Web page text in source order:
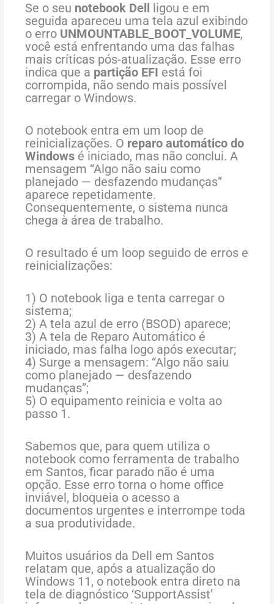
Se o seu notebook Dell ligou e em
seguida apareceu uma tela azul exibindo
o erro UNMOUNTABLE_BOOT_VOLUME,
você está enfrentando uma das falhas
mais críticas pós-atualização. Esse erro
indica que a partição EFI está foi
corrompida, não sendo mais possível
carregar o Windows.
O notebook entra em um loop de
reinicializações. O reparo automático do
Windows é iniciado, mas não conclui. A
mensagem “Algo não saiu como
planejado — desfazendo mudanças”
aparece repetidamente.
Consequentemente, o sistema nunca
chega à área de trabalho.
O resultado é um loop seguido de erros e
reinicializações:
1) O notebook liga e tenta carregar o
sistema;
2) A tela azul de erro (BSOD) aparece;
3) A tela de Reparo Automático é
iniciado, mas falha logo após executar;
4) Surge a mensagem: “Algo não saiu
como planejado — desfazendo
mudanças”;
5) O equipamento reinicia e volta ao
passo 1.
Sabemos que, para quem utiliza o
notebook como ferramenta de trabalho
em Santos, ficar parado não é uma
opção. Esse erro torna o home office
inviável, bloqueia o acesso a
documentos urgentes e interrompe toda
a sua produtividade.
Muitos usuários da Dell em Santos
relatam que, após a atualização do
Windows 11, o notebook entra direto na
tela de diagnóstico ‘SupportAssist’